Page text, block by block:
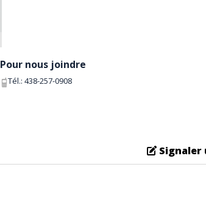
Pour nous joindre
Tél.: 438-257-0908
Signaler